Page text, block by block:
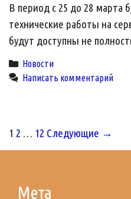
В период с 25 до 28 марта
технические работы на
будут доступны не
Categories
Новости
Написать комментарий
Post
navigation
1 2 … 12 Следующие →
Мета